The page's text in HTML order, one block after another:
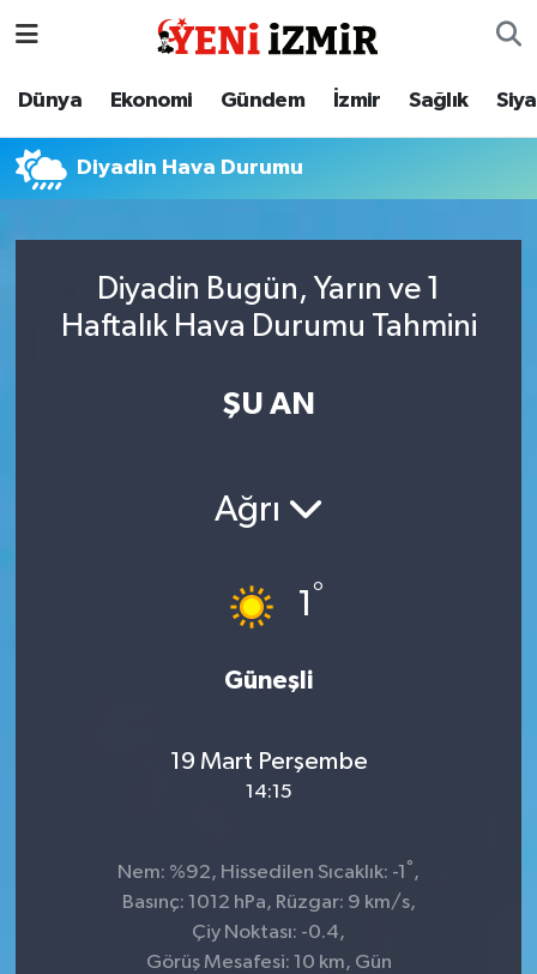
Dünya Ekonomi Gündem İzmir Sağlık
Diyadin Hava Durumu
Diyadin Bugün, Yarın ve 1
Haftalık Hava Durumu Tahmini
ŞU AN
Ağrı
1 °
Güneşli
19 Mart Perşembe
14:15
Nem: %92, Hissedilen Sıcaklık: -1 ° ,
Basınç: 1012 hPa, Rüzgar: 9 km/s,
Çiy Noktası: -0.4,
Görüş Mesafesi: 10 km, Gün
Dünya
İzmir
Sağlık
İzmir Nöbetçi Eczaneler
İzmir Trafik Yoğunluk Haritası
Süper Lig Puan Durumu ve Fikstür